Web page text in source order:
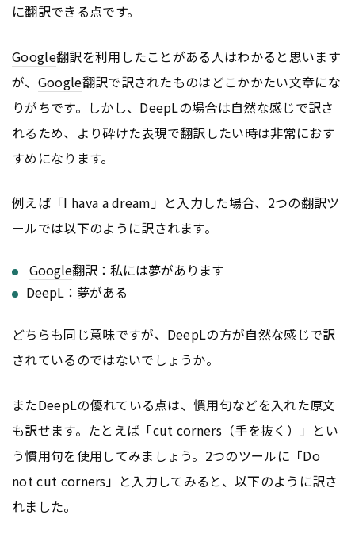
に翻訳できる点です。
Google翻訳を利用したことがある人はわかると思います
が、 Google翻訳で訳されたものはどこかかたい文章にな
りがちです。しかし、DeepLの場合は自然な感じで訳さ
れるため、より砕けた表現で翻訳したい時は非常におす
すめになります。
例えば「I hava a dream」と入力した場合、2つの翻訳ツ
ールでは以下のように訳されます。
Google翻訳：私には夢があります
DeepL：夢がある
どちらも同じ意味ですが、DeepLの方が自然な感じで訳
されているのではないでしょうか。
またDeepLの優れている点は、慣用句などを入れた原文
も訳せます。たとえば「cut corners（手を抜く）」とい
う慣用句を使用してみましょう。2つのツールに「Do
not cut corners」と入力してみると、以下のように訳さ
れました。